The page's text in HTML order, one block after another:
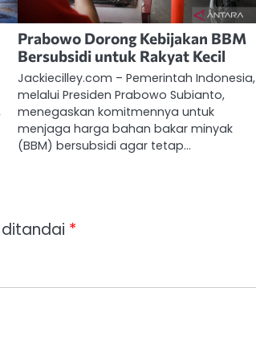
Prabowo Dorong Kebijakan BBM
Bersubsidi untuk Rakyat Kecil
Jackiecilley.com – Pemerintah Indonesia,
melalui Presiden Prabowo Subianto,
menegaskan komitmennya untuk
menjaga harga bahan bakar minyak
(BBM) bersubsidi agar tetap…
*